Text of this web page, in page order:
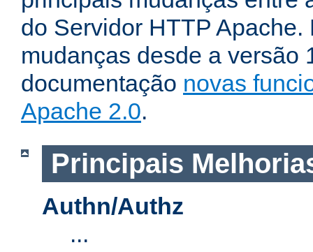
do Servidor HTTP Apache.
mudanças desde a versão
documentação novas
Apache 2.0.
Principais
Authn/Authz
...